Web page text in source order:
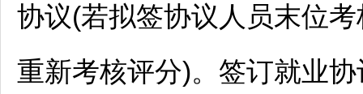
协议(若拟签协议人员末位
重新考核评分)。签订就业